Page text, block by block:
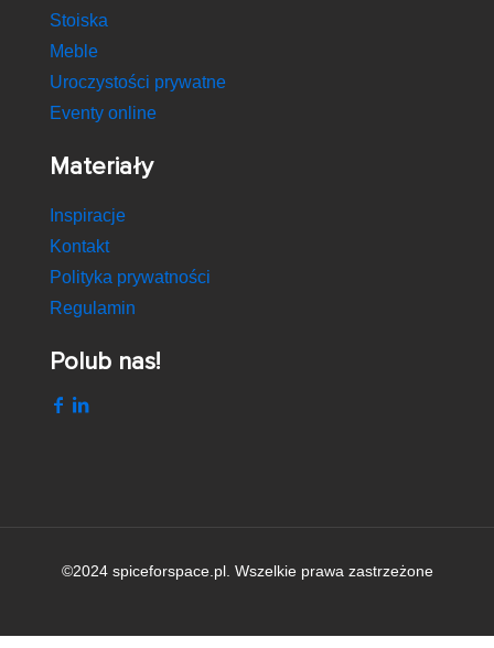
Stoiska
Meble
Uroczystości prywatne
Eventy online
Materiały
Inspiracje
Kontakt
Polityka prywatności
Regulamin
Polub nas!
©2024 spiceforspace.pl. Wszelkie prawa zastrzeżone